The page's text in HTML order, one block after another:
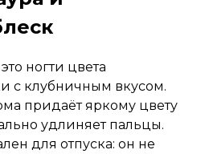
ногти цвета
с клубничным вкусом.
придаёт яркому цвету
удлиняет пальцы.
для отпуска: он не